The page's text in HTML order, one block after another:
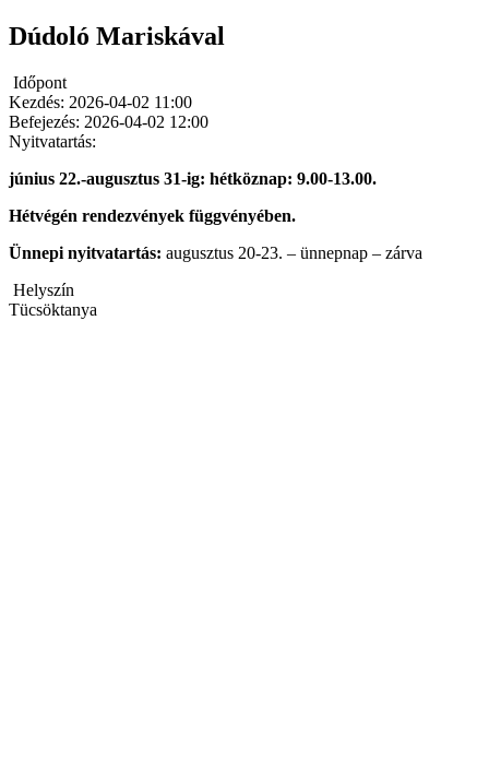
Dúdoló Mariskával
Időpont
Kezdés: 2026-04-02 11:00
Befejezés: 2026-04-02 12:00
Nyitvatartás:
június 22.-augusztus 31-ig: hétköznap: 9.00-13.00.
Hétvégén rendezvények függvényében.
Ünnepi nyitvatartás: augusztus 20-23. – ünnepnap – zárva
Helyszín
Tücsöktanya